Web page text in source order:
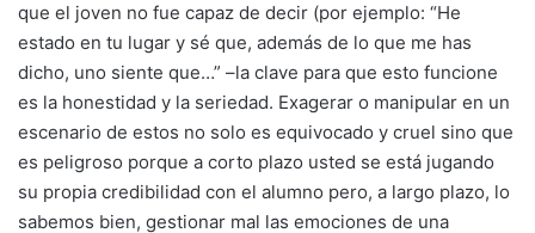
que el joven no fue capaz de decir (por ejemplo: “He
estado en tu lugar y sé que, además de lo que me has
dicho, uno siente que…” –la clave para que esto funcione
es la honestidad y la seriedad. Exagerar o manipular en un
escenario de estos no solo es equivocado y cruel sino que
es peligroso porque a corto plazo usted se está jugando
su propia credibilidad con el alumno pero, a largo plazo, lo
sabemos bien, gestionar mal las emociones de una